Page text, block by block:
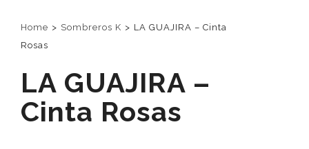
Home > Sombreros K > LA GUAJIRA – Cinta
Rosas
LA GUAJIRA –
Cinta Rosas